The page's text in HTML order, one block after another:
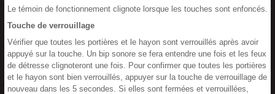
Le témoin de fonctionnement clignote lorsque les touches sont enfoncés.
Touche de verrouillage
Vérifier que toutes les portières et le hayon sont verrouillés après avoir
appuyé sur la touche. Un bip sonore se fera entendre une fois et les feux
de détresse clignoteront une fois. Pour confirmer que toutes les portières
et le hayon sont bien verrouillés, appuyer sur la touche de verrouillage de
nouveau dans les 5 secondes. Si elles sont fermées et verrouillées,